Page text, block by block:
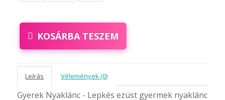
KOSÁRBA TESZEM
Leírás Vélemények (0)
Gyerek Nyaklánc - Lepkés ezüst gyermek nyaklánc